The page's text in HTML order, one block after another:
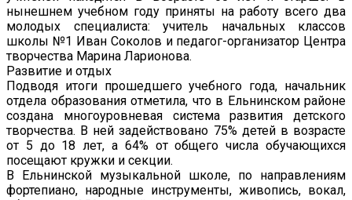
нынешнем учебном году приняты на работу всего два
молодых специалиста: учитель начальных классов
школы №1 Иван Соколов и педагог-организатор Центра
творчества Марина Ларионова.
Развитие и отдых
Подводя итоги прошедшего учебного года, начальник
отдела образования отметила, что в Ельнинском районе
создана многоуровневая система развития детского
творчества. В ней задействовано 75% детей в возрасте
от 5 до 18 лет, а 64% от общего числа обучающихся
посещают кружки и секции.
В Ельнинской музыкальной школе, по направлениям
фортепиано, народные инструменты, живопись, вокал,